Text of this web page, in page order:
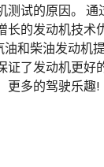
测试的原因。 通
长的发动机技术
和柴油发动机
证了发动机更好
更多的驾驶乐趣!